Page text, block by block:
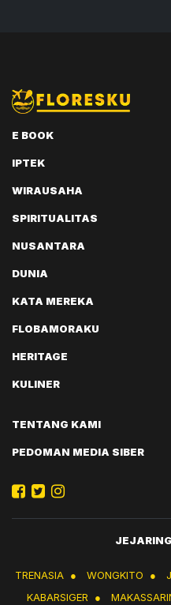
E BOOK
IPTEK
WIRAUSAHA
SPIRITUALITAS
NUSANTARA
DUNIA
KATA MEREKA
FLOBAMORAKU
HERITAGE
KULINER
TENTANG KAMI
PEDOMAN MEDIA SIBER
TRENASIA ● WONGKITO ●
KABARSIGER
●